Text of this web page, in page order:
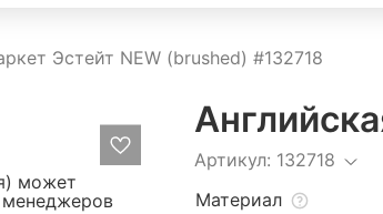
Эстейт NEW (brushed) #132718
может
менеджеров
Артикул: 132718
Материал